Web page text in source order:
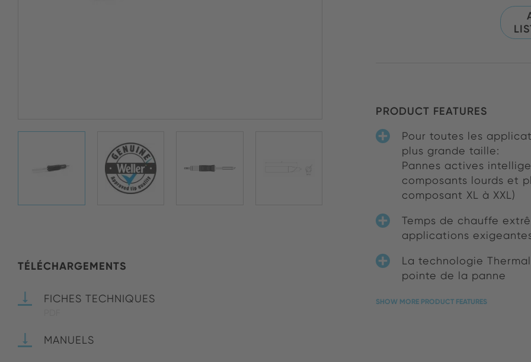
TÉLÉCHARGEMENTS
FICHES TECHNIQUES
MANUELS
PRODUCT FEATURES
Pour toutes les
plus grande taille:
Pannes actives
composants lourds et
composant XL à XXL)
Temps de chauffe
applications
La technologie
pointe de la panne
SHOW MORE PRODUCT FEATURES